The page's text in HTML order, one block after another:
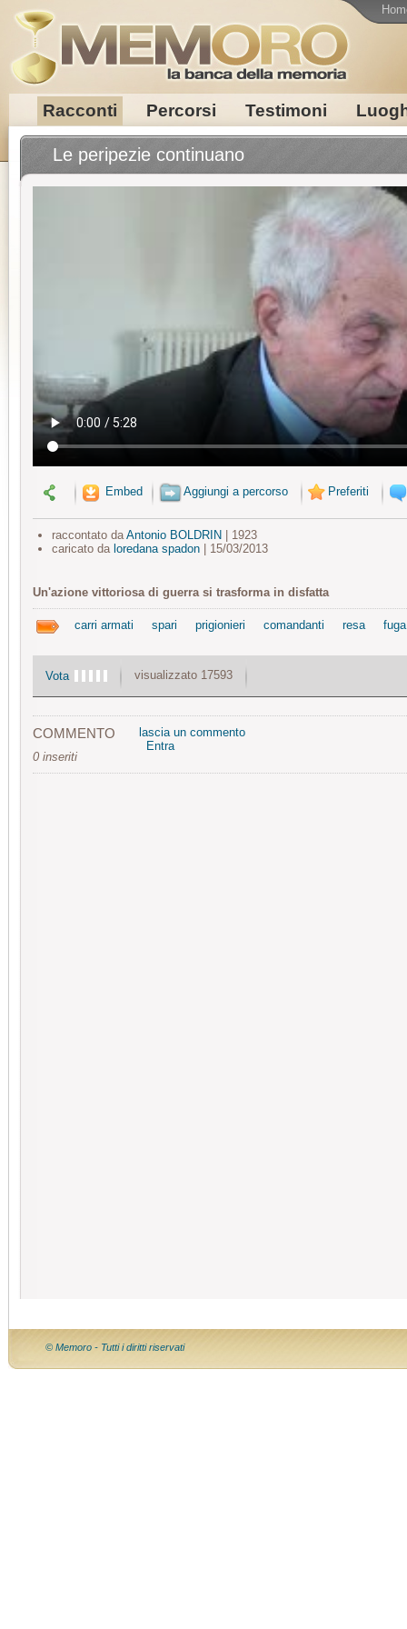
Racconti Percorsi Testimoni
Le peripezie continuano
Embed Aggiungi a percorso Preferiti
raccontato daAntonio BOLDRIN | 1923
caricato da loredana spadon| 15/03/2013
Un'azione vittoriosa di guerra si trasforma in disfatta
carri armati spari prigionieri comandanti resa fuga
Vota visualizzato 17593
COMMENTO
0 inseriti
lascia un commento
Entra
© Memoro - Tutti i diritti riservati